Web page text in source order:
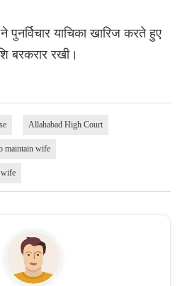
पुनर्विचार याचिका खारिज करते हुए
बरकरार रखी।
Allahabad High Court
maintain wife
wife